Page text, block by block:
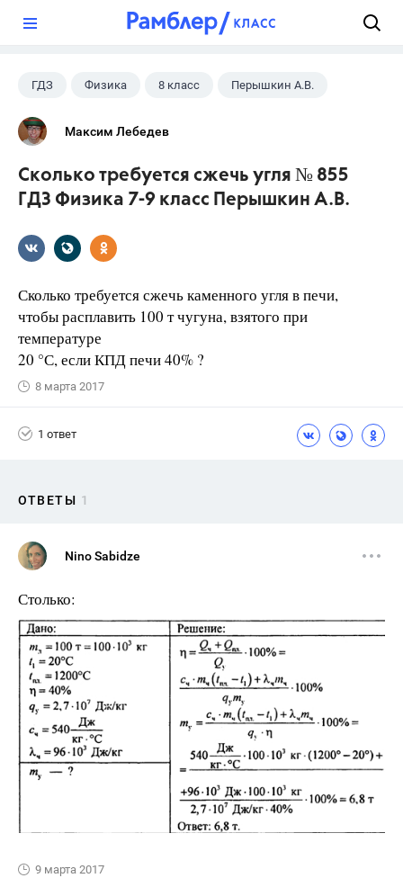
ГДЗ Физика 8 класс Перышкин А.В.
Максим Лебедев
Сколько требуется сжечь угля № 855
ГДЗ Физика 7-9 класс Перышкин А.В.
Сколько требуется сжечь каменного угля в печи,
чтобы расплавить 100 т чугуна, взятого при
температуре
20 °С, если КПД печи 40% ?
8 марта 2017
1 ответ
ОТВЕТЫ 1
Nino Sabidze
Столько:
9 марта 2017